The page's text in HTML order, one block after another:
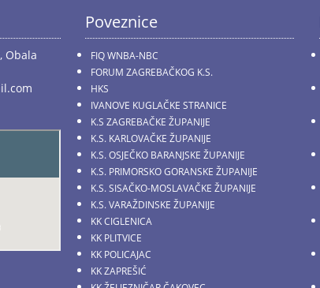
Obala
Poveznice
FIQ WNBA-NBC
FORUM ZAGREBAČKOG K.S.
HKS
IVANOVE KUGLAČKE STRANICE
K.S ZAGREBAČKE ŽUPANIJE
K.S. KARLOVAČKE ŽUPANIJE
K.S. OSJEČKO BARANJSKE ŽUPANIJE
K.S. PRIMORSKO GORANSKE ŽUPANIJE
K.S. SISAČKO-MOSLAVAČKE ŽUPANIJE
K.S. VARAŽDINSKE ŽUPANIJE
KK CIGLENICA
KK PLITVICE
KK POLICAJAC
KK ZAPREŠIĆ